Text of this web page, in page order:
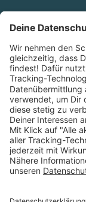
Folge uns auf
*
Deutschlands
** Lieferzeit 1-